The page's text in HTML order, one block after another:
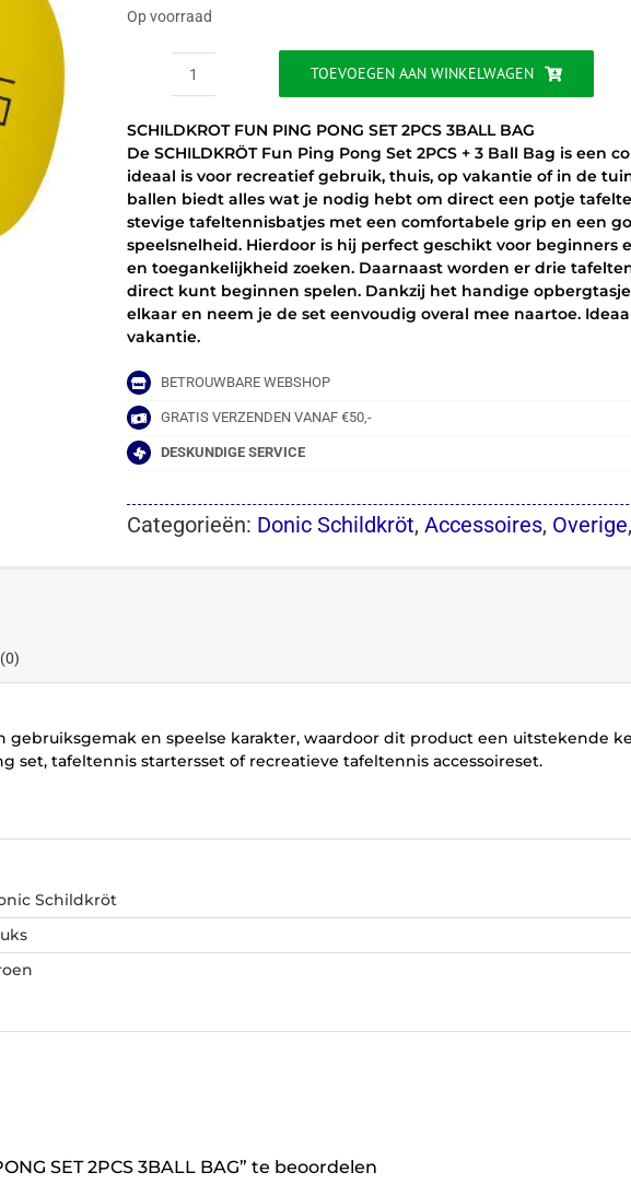
was:
€17.50.
is:
€9.95.
Op voorraad
SCHILDKROT
PING
PONG
SET
2PCS
3BALL
BAG
aantal
TOEVOEGEN AAN WINKELWAGEN
SCHILDKROT FUN PING PONG SET 2PCS 3BALL BAG
De SCHILDKRÖT Fun Ping Pong Set 2PCS + 3 Ball Bag is
ideaal is voor recreatief gebruik, thuis, op vakantie of in de
ballen biedt alles wat je nodig hebt om direct een potje
stevige tafeltennisbatjes met een comfortabele grip en een
speelsnelheid. Hierdoor is hij perfect geschikt voor beginners
en toegankelijkheid zoeken. Daarnaast worden er drie
direct kunt beginnen spelen. Dankzij het handige
elkaar en neem je de set eenvoudig overal mee naartoe.
vakantie.
BETROUWBARE WEBSHOP
GRATIS VERZENDEN VANAF €50,-
DESKUNDIGE SERVICE
Categorieën: Donic Schildkröt,Accessoires, Overige
gebruiksgemak en speelse karakter, waardoor dit product een uitstekende
set, tafeltennis startersset of recreatieve tafeltennis accessoireset.
Schildkröt
SET 2PCS 3BALL BAG” te beoordelen